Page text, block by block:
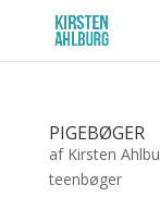
PIGEBØGER
af Kirsten
teenbøger